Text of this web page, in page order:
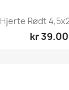
Hjerte Rødt
kr 39.00